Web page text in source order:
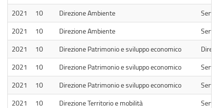
2021
10 Direzione Ambiente
2021
10 Direzione Ambiente
2021
10 Direzione Patrimonio e sviluppo economico
2021
10 Direzione Patrimonio e sviluppo economico
2021
10 Direzione Patrimonio e sviluppo economico
2021
10 Direzione Territorio e mobilità